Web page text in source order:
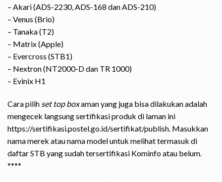
– Akari (ADS-2230, ADS-168 dan ADS-210)
– Venus (Brio)
– Tanaka (T2)
– Matrix (Apple)
– Evercross (STB1)
– Nextron (NT2000-D dan TR 1000)
– Evinix H1
Cara pilih set top boxaman yang juga bisa dilakukan adalah
mengecek langsung sertifikasi produk di laman ini
https://sertifikasi.postel.go.id/sertifikat/publish. Masukkan
nama merek atau nama model untuk melihat termasuk di
daftar STB yang sudah tersertifikasi Kominfo atau belum.
****